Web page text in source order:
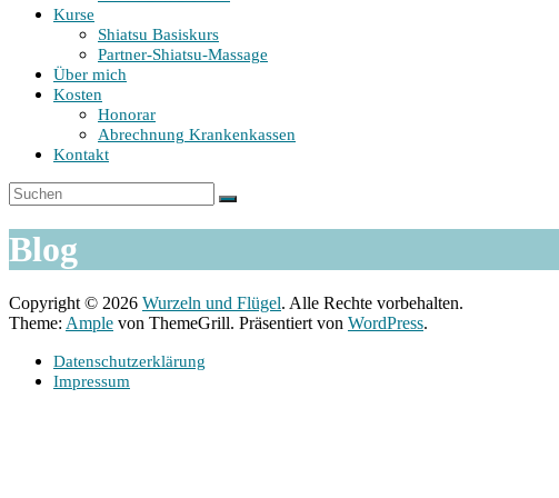
Kurse
Shiatsu Basiskurs
Partner-Shiatsu-Massage
Über mich
Kosten
Honorar
Abrechnung Krankenkassen
Kontakt
Blog
Copyright © 2026 Wurzeln und Flügel. Alle Rechte vorbehalten.
Theme: Ample von ThemeGrill. Präsentiert von WordPress.
Datenschutzerklärung
Impressum